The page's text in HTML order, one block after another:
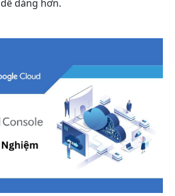
dễ dàng hơn.